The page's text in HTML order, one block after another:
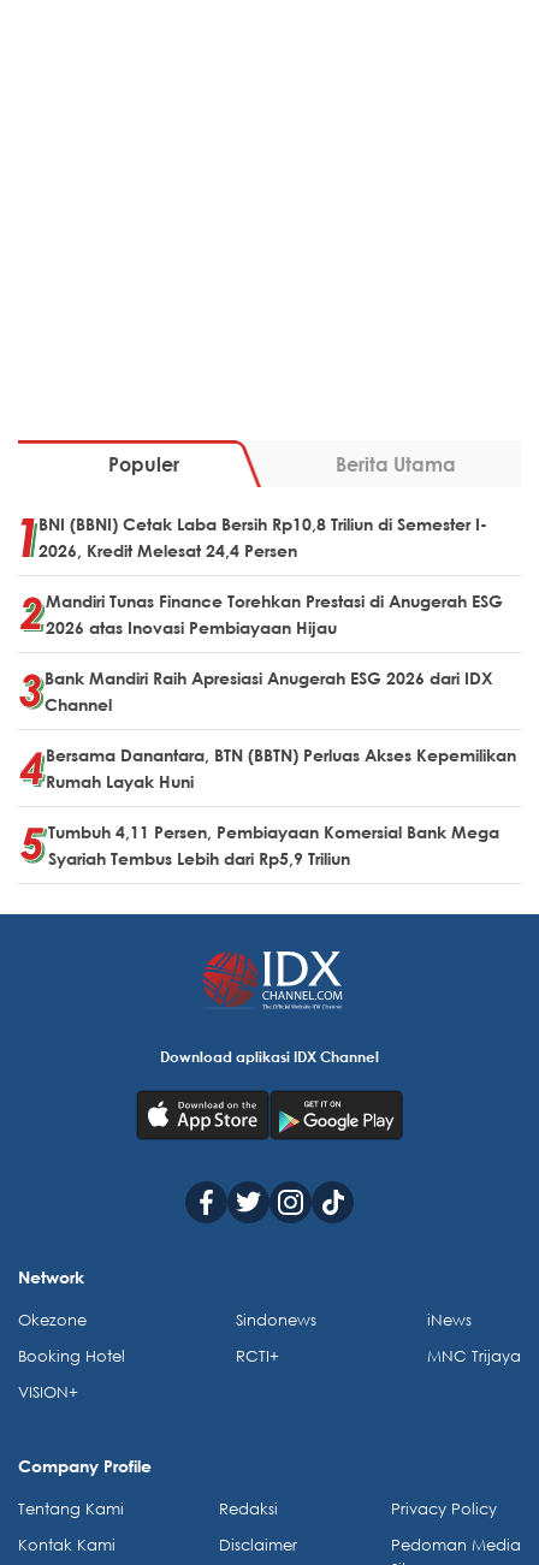
Populer Berita Utama
BNI (BBNI) Cetak Laba Bersih Rp10,8 Triliun di Semester I-
2026, Kredit Melesat 24,4 Persen
Mandiri Tunas Finance Torehkan Prestasi di Anugerah ESG
2026 atas Inovasi Pembiayaan Hijau
Bank Mandiri Raih Apresiasi Anugerah ESG 2026 dari IDX
Channel
Bersama Danantara, BTN (BBTN) Perluas Akses Kepemilikan
Rumah Layak Huni
Tumbuh 4,11 Persen, Pembiayaan Komersial Bank Mega
Syariah Tembus Lebih dari Rp5,9 Triliun
Download aplikasi IDX Channel
Network
Okezone
Booking Hotel
VISION+
Sindonews
RCTI+
iNews
MNC Trijaya
Company Profile
Tentang Kami
Kontak Kami
Redaksi
Disclaimer
Privacy Policy
Pedoman Media